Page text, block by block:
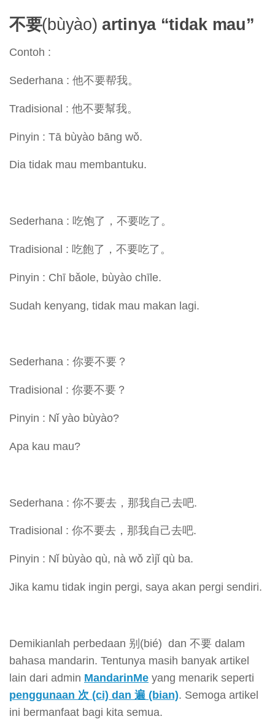
不要(bùyào) artinya “tidak mau”
Contoh :
Sederhana : 他不要帮我。
Tradisional : 他不要幫我。
Pinyin : Tā bùyào bāng wǒ.
Dia tidak mau membantuku.
Sederhana : 吃饱了，不要吃了。
Tradisional : 吃飽了，不要吃了。
Pinyin : Chī bǎole, bùyào chīle.
Sudah kenyang, tidak mau makan lagi.
Sederhana : 你要不要？
Tradisional : 你要不要？
Pinyin : Nǐ yào bùyào?
Apa kau mau?
Sederhana : 你不要去，那我自己去吧.
Tradisional : 你不要去，那我自己去吧.
Pinyin : Nǐ bùyào qù, nà wǒ zìjǐ qù ba.
Jika kamu tidak ingin pergi, saya akan pergi sendiri.
Demikianlah perbedaan 别(bié) dan 不要 dalam
bahasa mandarin. Tentunya masih banyak artikel
lain dari admin MandarinMe yang menarik seperti
penggunaan 次 (ci) dan 遍 (bian). Semoga artikel
ini bermanfaat bagi kita semua.